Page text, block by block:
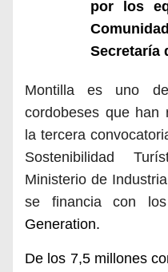
por los
Secretaría
Montilla es uno
cordobeses que han
la tercera
Sostenibilidad
Ministerio de
se financia con
Generation.
De los 7,5 millones